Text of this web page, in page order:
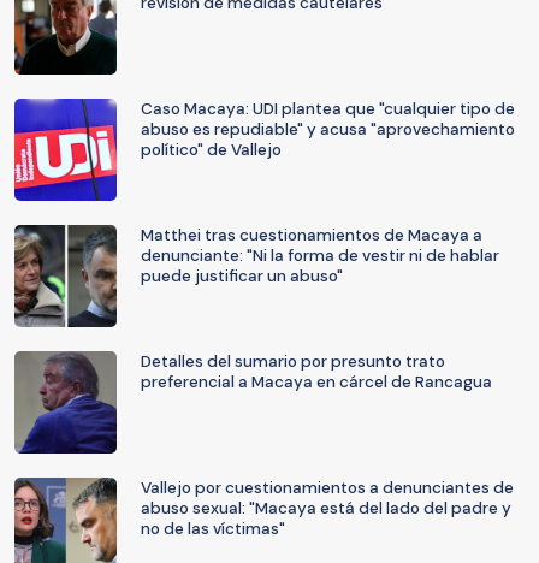
Caso Macaya: UDI plantea que "cualquier tipo de
abuso es repudiable" y acusa "aprovechamiento
político" de Vallejo
Matthei tras cuestionamientos de Macaya a
denunciante: "Ni la forma de vestir ni de hablar
puede justificar un abuso"
Detalles del sumario por presunto trato
preferencial a Macaya en cárcel de Rancagua
Vallejo por cuestionamientos a denunciantes de
abuso sexual: "Macaya está del lado del padre y
no de las víctimas"